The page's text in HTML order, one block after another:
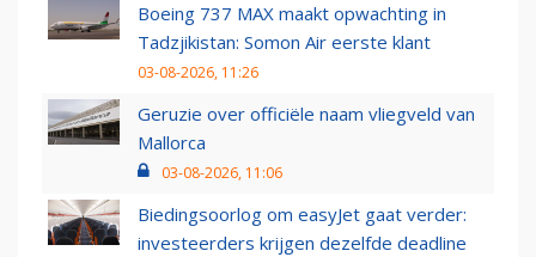
Boeing 737 MAX maakt opwachting in
Tadzjikistan: Somon Air eerste klant
03-08-2026, 11:26
Geruzie over officiële naam vliegveld van
Mallorca
03-08-2026, 11:06
Biedingsoorlog om easyJet gaat verder:
investeerders krijgen dezelfde deadline